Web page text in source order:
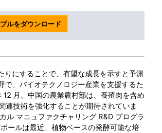
ルをダウンロード
りにすることで、有望な成長を示すと予測
、バイオテクノロジー産業を支援するた
月、中国の農業農村部は、養殖肉を含め
連技術を強化することが期待されていま
ル マニュファクチャリング R&D プログラ
ールは最近、植物ベースの発酵可能な培